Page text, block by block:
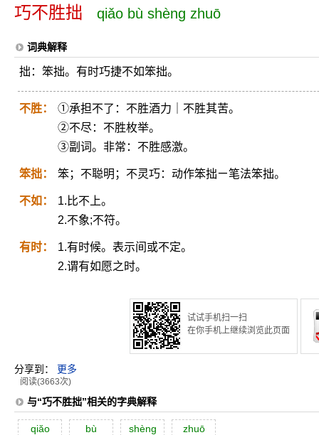
巧不胜拙 qiǎo bù shèng zhuō
词典解释
拙：笨拙。有时巧捷不如笨拙。
不胜：
①承担不了：不胜酒力｜不胜其苦。
②不尽：不胜枚举。
③副词。非常：不胜感激。
笨拙： 笨；不聪明；不灵巧：动作笨拙ㄧ笔法笨拙。
不如：
1.比不上。
2.不象;不符。
有时：
1.有时候。表示间或不定。
2.谓有如愿之时。
试试手机扫一扫
在你手机上继续浏览此页面
分享到： 更多
阅读(3663次)
与“巧不胜拙”相关的字典解释
qiăo bù shèng zhuō